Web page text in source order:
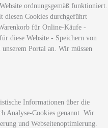
ordnungsgemäß funktioniert.
diesen Cookies durchgeführt
für Online-Käufe -
diese Website - Speichern von
Portal an. Wir müssen
Informationen über die
Analyse-Cookies genannt. Wir
und Webseitenoptimierung.